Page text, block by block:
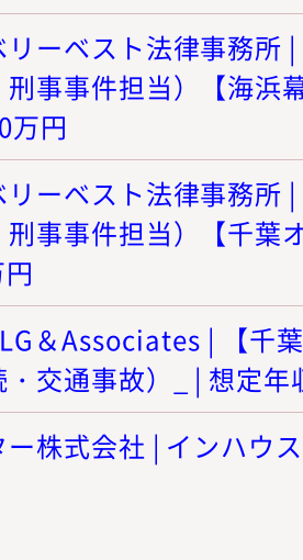
ーベスト法律事務所
刑事事件担当）【海浜
万円
ーベスト法律事務所
刑事事件担当）【千葉
＆Associates | 【千
・交通事故）_ | 想定
株式会社 | インハウ